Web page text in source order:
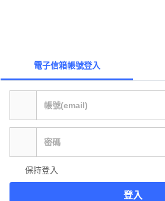
電子信箱帳號登入
保持登入
登入